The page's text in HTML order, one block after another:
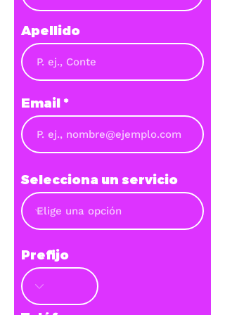
Apellido
Email
Selecciona un servicio
Prefijo
A
Ñ
A
A